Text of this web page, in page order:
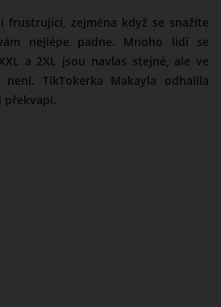
frustrující, zejména když se snažíte
nejlépe padne. Mnoho lidí se
a 2XL jsou navlas stejné, ale ve
TikTokerka Makayla odhalila
překvapí.